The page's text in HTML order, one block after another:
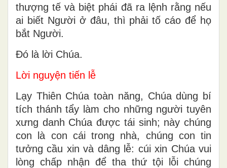
thượng tế và biệt phái đã ra lệnh rằng nếu
ai biết Người ở đâu, thì phải tố cáo để họ
bắt Người.
Ðó là lời Chúa.
Lời nguyện tiến lễ
Lạy Thiên Chúa toàn năng, Chúa dùng bí
tích thánh tẩy làm cho những người tuyên
xưng danh Chúa được tái sinh; này chúng
con là con cái trong nhà, chúng con tin
tưởng cầu xin và dâng lễ: cúi xin Chúa vui
lòng chấp nhận để tha thứ tội lỗi chúng